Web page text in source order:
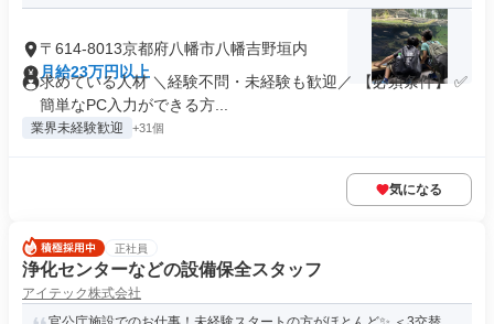
〒614-8013京都府八幡市八幡吉野垣内
月給23万円以上
求めている人材 ＼経験不問・未経験も歓迎／ 【必須条件】 ✅
簡単なPC入力ができる方...
業界未経験歓迎 +31個
気になる
正社員
浄化センターなどの設備保全スタッフ
アイテック株式会社